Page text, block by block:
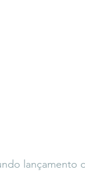
lançamento